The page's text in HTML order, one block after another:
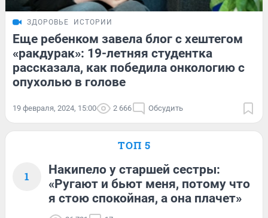
ЗДОРОВЬЕ ИСТОРИИ
Еще ребенком завела блог с хештегом
«ракдурак»: 19-летняя студентка
рассказала, как победила онкологию с
опухолью в голове
19 февраля, 2024, 15:00 2 666 Обсудить
ТОП 5
1
Накипело у старшей сестры:
«Ругают и бьют меня, потому что
я стою спокойная, а она плачет»